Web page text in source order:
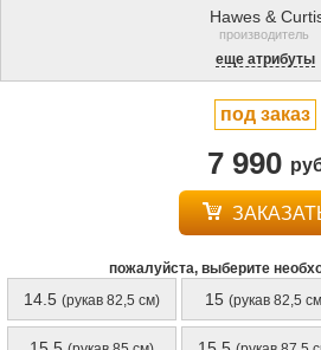
Hawes &
производитель
еще атрибуты
под заказ
7 990
пожалуйста, выберите
14.5 (рукав 82,5 см) 15 (рукав 82,5